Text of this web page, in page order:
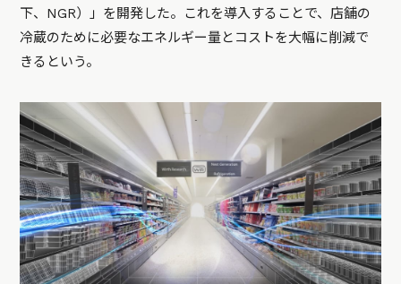
下、NGR）」を開発した。これを導入することで、店舗の
冷蔵のために必要なエネルギー量とコストを大幅に削減で
きるという。